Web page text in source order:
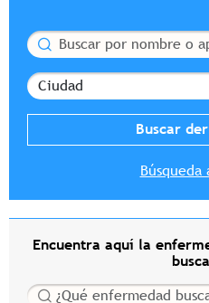
Buscar
Ciudad
Búsqueda
Encuentra aquí la
Buscar